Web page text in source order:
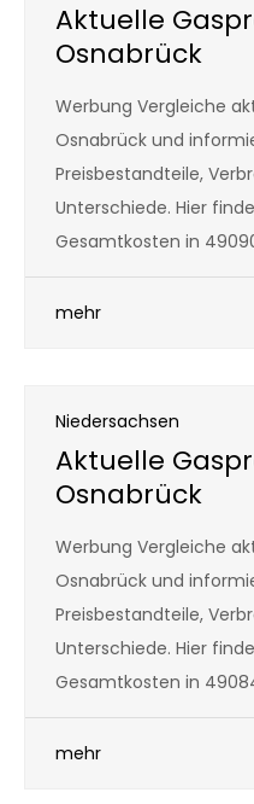
Aktuelle
Osnabrück
Werbung Vergleiche
Osnabrück und
Preisbestandteile,
Unterschiede. Hier
Gesamtkosten in
mehr
Niedersachsen
Aktuelle
Osnabrück
Werbung Vergleiche
Osnabrück und
Preisbestandteile,
Unterschiede. Hier
Gesamtkosten in
mehr